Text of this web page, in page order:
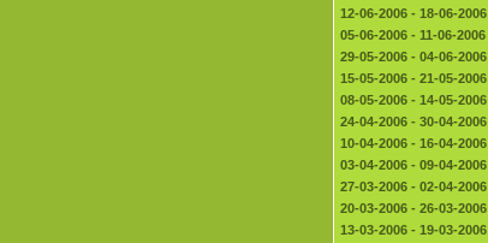
12-06-2006 - 18-06-2006
05-06-2006 - 11-06-2006
29-05-2006 - 04-06-2006
15-05-2006 - 21-05-2006
08-05-2006 - 14-05-2006
24-04-2006 - 30-04-2006
10-04-2006 - 16-04-2006
03-04-2006 - 09-04-2006
27-03-2006 - 02-04-2006
20-03-2006 - 26-03-2006
13-03-2006 - 19-03-2006